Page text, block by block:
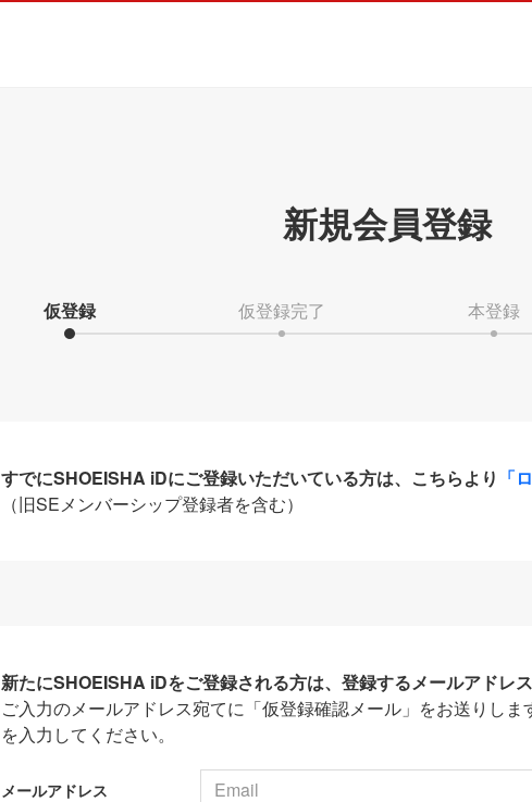
新規会員登録
仮登録 仮登録完了 本登録
すでにSHOEISHA iDにご登録いただいている方は、こちらより 「
（旧SEメンバーシップ登録者を含む）
新たにSHOEISHA iDをご登録される方は、登録するメールアドレ
ご入力のメールアドレス宛てに「仮登録確認メール」をお送りし
を入力してください。
メールアドレス